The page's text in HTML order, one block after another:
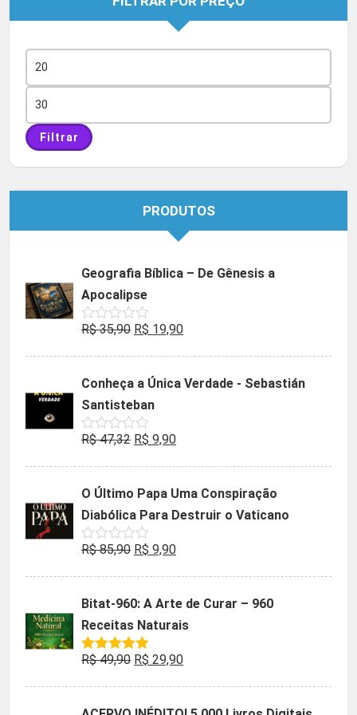
mínimo
máximo
Filtrar
PRODUTOS
Geografia Bíblica – De Gênesis a
Apocalipse
Avaliação
de
R$35,90 O
era:
R$ 35,90.
R$ 19,90O
é:
Conheça a Única Verdade - Sebastián
Santisteban
Avaliação
de
R$47,32 O
era:
R$ 47,32.
R$ 9,90O
é:
R$ 9,90.
O Último Papa Uma Conspiração
Diabólica Para Destruir o Vaticano
Avaliação
de
R$85,90 O
era:
R$ 85,90.
R$ 9,90O
é:
R$ 9,90.
Bitat-960: A Arte de Curar – 960
Receitas Naturais
Avaliação
R$49,90 O
R$ 29,90O